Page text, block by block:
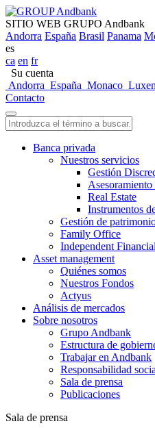
SITIO WEB GRUPO Andbank
Andorra España Brasil Panama
es
ca en fr
Su cuenta
Andorra España Monaco
Contacto
Banca privada
Nuestros servicios
Gestión
Real Estate
Instrumentos
Gestión de
Family Office
Independent
Asset management
Quiénes somos
Nuestros Fondos
Actyus
Análisis de mercados
Sobre nosotros
Grupo Andbank
Estructura de
Trabajar en Andbank
Responsabilidad
Sala de prensa
Publicaciones
Sala de prensa